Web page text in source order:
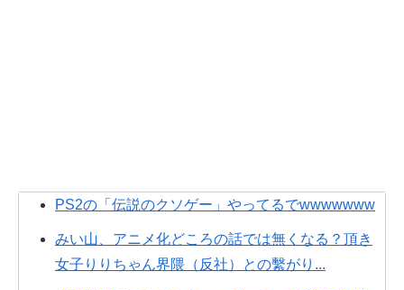
PS2の「伝説のクソゲー」やってるでwwwwwww
みい山、アニメ化どころの話では無くなる？頂き
女子りりちゃん界隈（反社）との繫がり...